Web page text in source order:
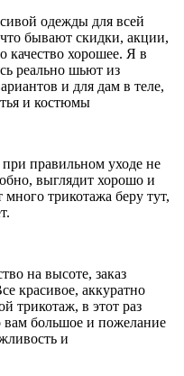
одежды для всей
бывают скидки, акции,
качество хорошее. Я в
реально шьют из
и для дам в теле,
и костюмы
правильном уходе не
выглядит хорошо и
трикотажа беру тут,
на высоте, заказ
красивое, аккуратно
трикотаж, в этот раз
большое и пожелание
и